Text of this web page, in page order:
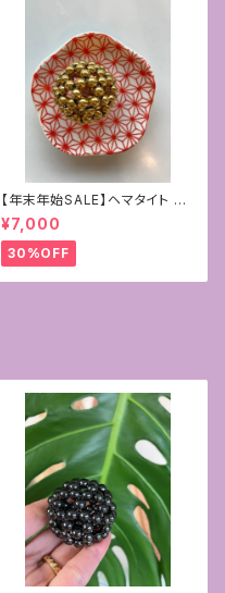
【年末年始SALE】ヘマタイト ゴ
ールドコーティング
¥7,000
30%OFF